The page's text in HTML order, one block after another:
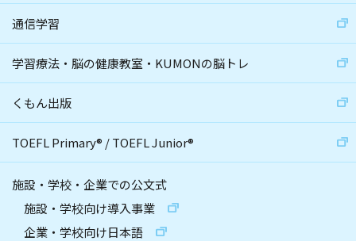
通信学習
学習療法・脳の健康教室・KUMONの脳トレ
くもん出版
TOEFL Primary® /TOEFL Junior®
施設・学校・企業での公文式
施設・学校向け導入事業
企業・学校向け日本語